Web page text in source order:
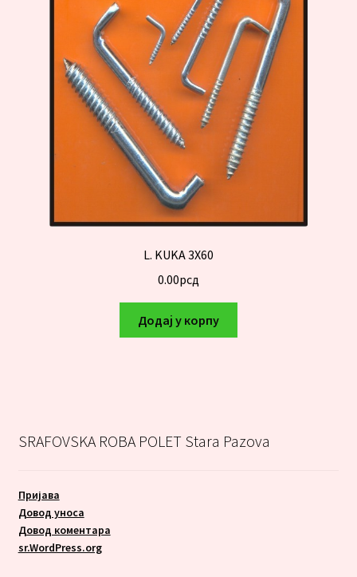
L. KUKA 3X60
0.00рсд
Додај у корпу
SRAFOVSKA ROBA POLET Stara Pazova
Пријава
Довод уноса
Довод коментара
sr.WordPress.org